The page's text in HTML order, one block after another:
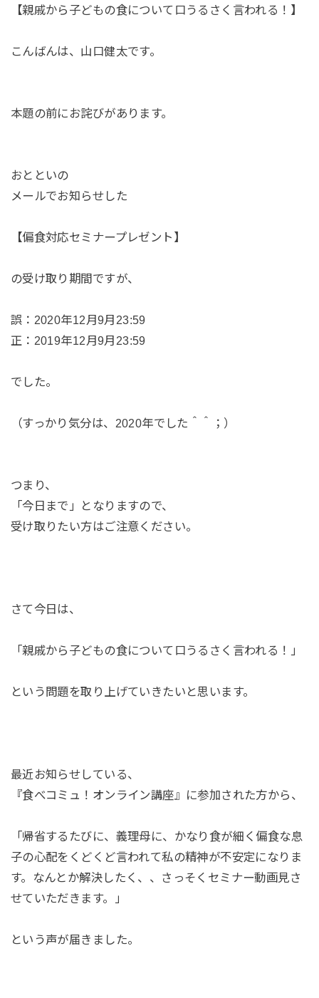
【親戚から子どもの食について口うるさく言われる！】
こんばんは、山口健太です。
本題の前にお詫びがあります。
おとといの
メールでお知らせした
【偏食対応セミナープレゼント】
の受け取り期間ですが、
誤：2020年12月9月23:59
正：2019年12月9月23:59
でした。
（すっかり気分は、2020年でした＾＾；）
つまり、
「今日まで」となりますので、
受け取りたい方はご注意ください。
さて今日は、
「親戚から子どもの食について口うるさく言われる！」
という問題を取り上げていきたいと思います。
最近お知らせしている、
『食べコミュ！オンライン講座』に参加された方から、
「帰省するたびに、義理母に、かなり食が細く偏食な息
子の心配をくどくど言われて私の精神が不安定になりま
す。なんとか解決したく、、さっそくセミナー動画見さ
せていただきます。」
という声が届きました。